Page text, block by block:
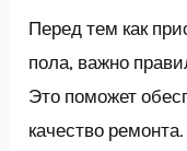
Перед тем как
пола, важно
Это поможет
качество